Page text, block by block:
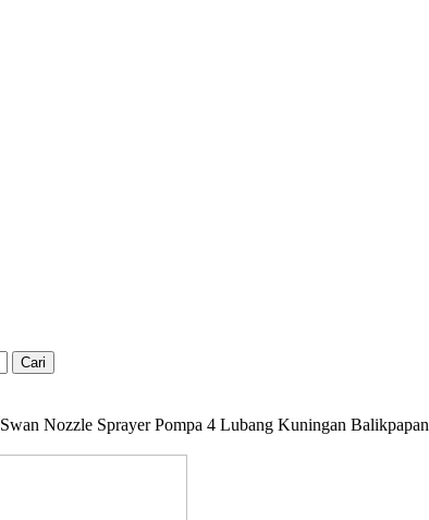
Cari
Swan Nozzle Sprayer Pompa 4 Lubang Kuningan Balikpapan